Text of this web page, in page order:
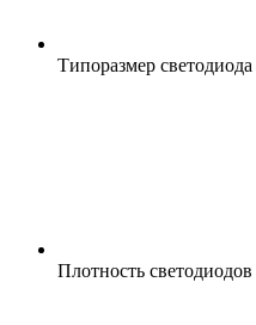
Типоразмер светодиода
Плотность светодиодов